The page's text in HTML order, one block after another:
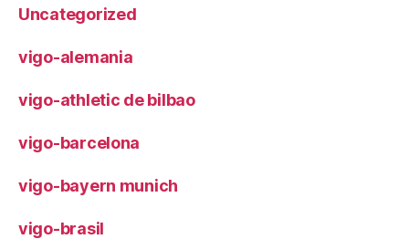
Uncategorized
vigo-alemania
vigo-athletic de bilbao
vigo-barcelona
vigo-bayern munich
vigo-brasil